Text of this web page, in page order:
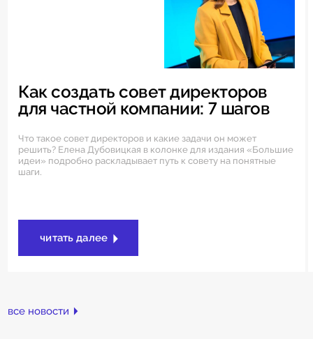
Как создать совет директоров
для частной компании: 7 шагов
Что такое совет директоров и какие задачи он может
решить? Елена Дубовицкая в колонке для издания «Большие
идеи» подробно раскладывает путь к совету на понятные
шаги.
читать далее
все новости